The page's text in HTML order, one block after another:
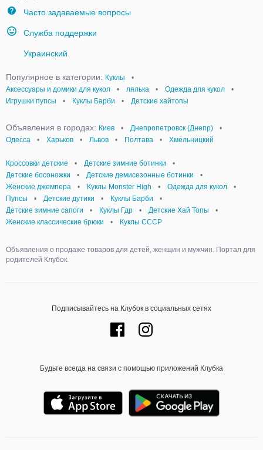
Часто задаваемые вопросы
Служба поддержки
Украинский
Популярное в категории: Куклы
•
Аксессуары и домики для кукол
• лялька • Одежда для кукол
•
Игрушки пупсы
• Куклы Барби • Детские хайтопы
Объявления в городах: Киев • Днепропетровск (Днепр)
•
Одесса
• Харьков • Львов • Полтава • Хмельницкий
Кроссовки детские • Детские зимние ботинки
•
Детские босоножки
• Детские демисезонные ботинки
•
Женские джемпера
• Куклы Monster High • Одежда для кукол
•
Пупсы
• Детские дутики • Куклы Барби
•
Детские зимние сапоги
• Куклы Гдр • Детские Хай Топы
•
Женские классические брюки
• Куклы СССР
Объявления о продаже товаров для детей, женщин и мужчин. Портал для
родителей Клубок.
Подписывайтесь на Клубок в социальных сетях
Будьте всегда на связи с помощью приложений Клубка